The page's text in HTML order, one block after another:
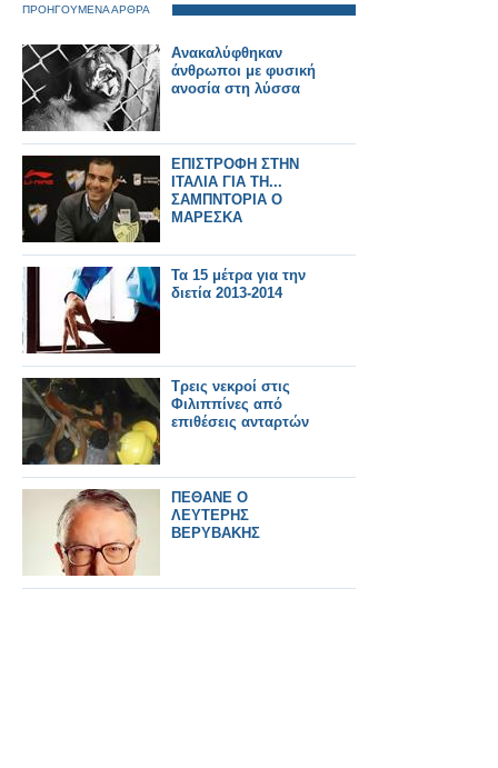
ΠΡΟΗΓΟΥΜΕΝΑ ΑΡΘΡΑ
Ανακαλύφθηκαν
άνθρωποι με φυσική
ανοσία στη λύσσα
ΕΠΙΣΤΡΟΦΗ ΣΤΗΝ
ΙΤΑΛΙΑ ΓΙΑ ΤΗ...
ΣΑΜΠΝΤΟΡΙΑ Ο
ΜΑΡΕΣΚΑ
Τα 15 μέτρα για την
διετία 2013-2014
Τρεις νεκροί στις
Φιλιππίνες από
επιθέσεις ανταρτών
ΠΕΘΑΝΕ Ο
ΛΕΥΤΕΡΗΣ
ΒΕΡΥΒΑΚΗΣ